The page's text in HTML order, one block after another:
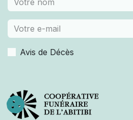
Avis de Décès